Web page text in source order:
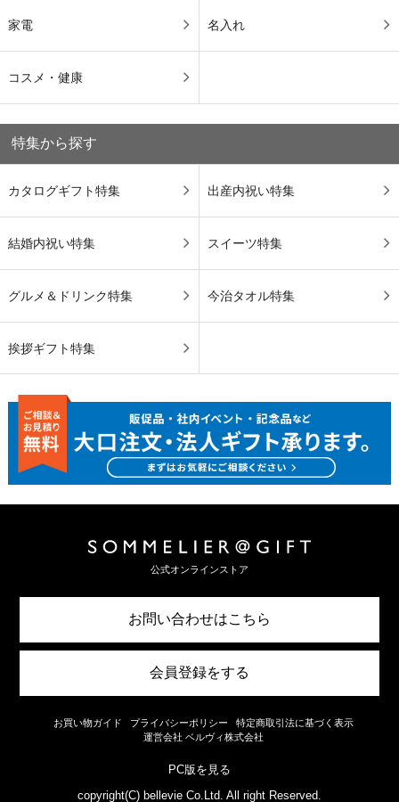
家電 名入れ
コスメ・健康
特集から探す
カタログギフト特集 出産内祝い特集
結婚内祝い特集 スイーツ特集
グルメ＆ドリンク特集 今治タオル特集
挨拶ギフト特集
公式オンラインストア
お問い合わせはこちら
会員登録をする
お買い物ガイド プライバシーポリシー
特定商取引法に基づく表示
運営会社 ベルヴィ株式会社
PC版を見る
copyright(C) bellevie Co.Ltd. All right Reserved.